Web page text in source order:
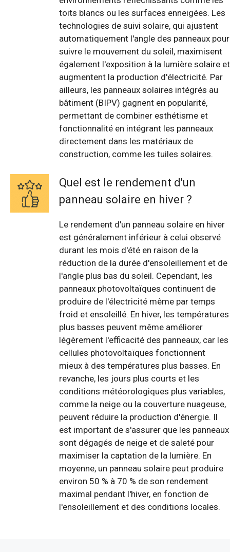
toits blancs ou les surfaces enneigées. Les
technologies de suivi solaire, qui ajustent
automatiquement l'angle des panneaux pour
suivre le mouvement du soleil, maximisent
également l'exposition à la lumière solaire et
augmentent la production d'électricité. Par
ailleurs, les panneaux solaires intégrés au
bâtiment (BIPV) gagnent en popularité,
permettant de combiner esthétisme et
fonctionnalité en intégrant les panneaux
directement dans les matériaux de
construction, comme les tuiles solaires.
Quel est le rendement d'un
panneau solaire en hiver ?
Le rendement d'un panneau solaire en hiver
est généralement inférieur à celui observé
durant les mois d'été en raison de la
réduction de la durée d'ensoleillement et de
l'angle plus bas du soleil. Cependant, les
panneaux photovoltaïques continuent de
produire de l'électricité même par temps
froid et ensoleillé. En hiver, les températures
plus basses peuvent même améliorer
légèrement l'efficacité des panneaux, car les
cellules photovoltaïques fonctionnent
mieux à des températures plus basses. En
revanche, les jours plus courts et les
conditions météorologiques plus variables,
comme la neige ou la couverture nuageuse,
peuvent réduire la production d'énergie. Il
est important de s'assurer que les panneaux
sont dégagés de neige et de saleté pour
maximiser la captation de la lumière. En
moyenne, un panneau solaire peut produire
environ 50 % à 70 % de son rendement
maximal pendant l'hiver, en fonction de
l'ensoleillement et des conditions locales.